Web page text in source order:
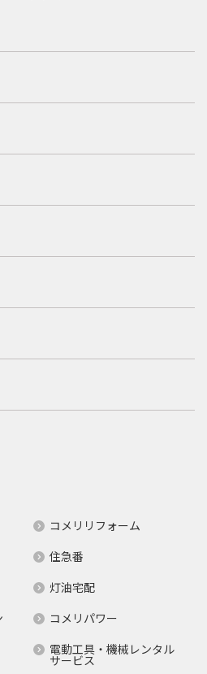
コメリリフォーム
住急番
灯油宅配
コメリパワー
電動工具・機械レンタル
サービス